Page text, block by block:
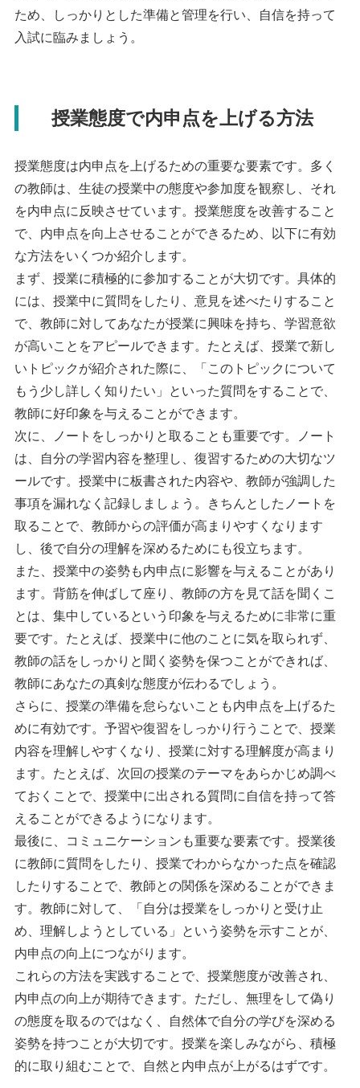
ため、しっかりとした準備と管理を行い、自信を持って
入試に臨みましょう。
授業態度で内申点を上げる方法
授業態度は内申点を上げるための重要な要素です。多く
の教師は、生徒の授業中の態度や参加度を観察し、それ
を内申点に反映させています。授業態度を改善すること
で、内申点を向上させることができるため、以下に有効
な方法をいくつか紹介します。
まず、授業に積極的に参加することが大切です。具体的
には、授業中に質問をしたり、意見を述べたりすること
で、教師に対してあなたが授業に興味を持ち、学習意欲
が高いことをアピールできます。たとえば、授業で新し
いトピックが紹介された際に、「このトピックについて
もう少し詳しく知りたい」といった質問をすることで、
教師に好印象を与えることができます。
次に、ノートをしっかりと取ることも重要です。ノート
は、自分の学習内容を整理し、復習するための大切なツ
ールです。授業中に板書された内容や、教師が強調した
事項を漏れなく記録しましょう。きちんとしたノートを
取ることで、教師からの評価が高まりやすくなります
し、後で自分の理解を深めるためにも役立ちます。
また、授業中の姿勢も内申点に影響を与えることがあり
ます。背筋を伸ばして座り、教師の方を見て話を聞くこ
とは、集中しているという印象を与えるために非常に重
要です。たとえば、授業中に他のことに気を取られず、
教師の話をしっかりと聞く姿勢を保つことができれば、
教師にあなたの真剣な態度が伝わるでしょう。
さらに、授業の準備を怠らないことも内申点を上げるた
めに有効です。予習や復習をしっかり行うことで、授業
内容を理解しやすくなり、授業に対する理解度が高まり
ます。たとえば、次回の授業のテーマをあらかじめ調べ
ておくことで、授業中に出される質問に自信を持って答
えることができるようになります。
最後に、コミュニケーションも重要な要素です。授業後
に教師に質問をしたり、授業でわからなかった点を確認
したりすることで、教師との関係を深めることができま
す。教師に対して、「自分は授業をしっかりと受け止
め、理解しようとしている」という姿勢を示すことが、
内申点の向上につながります。
これらの方法を実践することで、授業態度が改善され、
内申点の向上が期待できます。ただし、無理をして偽り
の態度を取るのではなく、自然体で自分の学びを深める
姿勢を持つことが大切です。授業を楽しみながら、積極
的に取り組むことで、自然と内申点が上がるはずです。